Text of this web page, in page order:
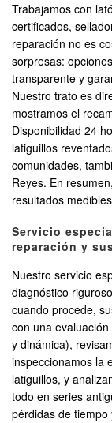
Trabajamos con
certificados,
reparación no es
sorpresas:
transparente y
Nuestro trato es
mostramos el
Disponibilidad 24
latiguillos
comunidades,
Reyes. En
resultados
Servicio
reparación y
Nuestro servicio
diagnóstico
cuando procede,
con una
y dinámica),
inspeccionamos la
latiguillos, y
todo en series
pérdidas de